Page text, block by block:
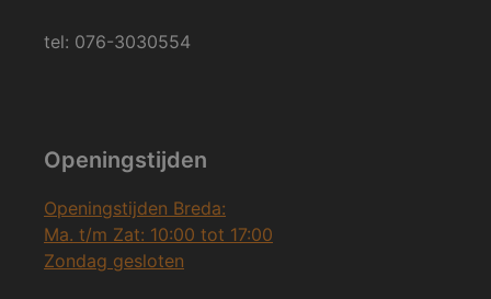
tel: 076-3030554
Openingstijden
Openingstijden Breda:
Ma. t/m Zat: 10:00 tot 17:00
Zondag gesloten